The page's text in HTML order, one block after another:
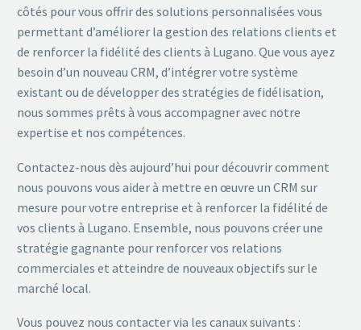
côtés pour vous offrir des solutions personnalisées vous
permettant d’améliorer la gestion des relations clients et
de renforcer la fidélité des clients à Lugano. Que vous ayez
besoin d’un nouveau CRM, d’intégrer votre système
existant ou de développer des stratégies de fidélisation,
nous sommes prêts à vous accompagner avec notre
expertise et nos compétences.
Contactez-nous dès aujourd’hui pour découvrir comment
nous pouvons vous aider à mettre en œuvre un CRM sur
mesure pour votre entreprise et à renforcer la fidélité de
vos clients à Lugano. Ensemble, nous pouvons créer une
stratégie gagnante pour renforcer vos relations
commerciales et atteindre de nouveaux objectifs sur le
marché local.
Vous pouvez nous contacter via les canaux suivants :